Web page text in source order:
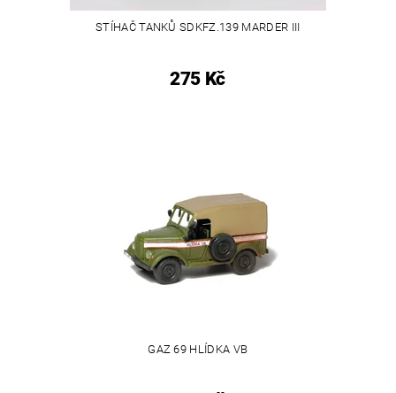
STÍHAČ TANKŮ SDKFZ.139 MARDER III
275 Kč
GAZ 69 HLÍDKA VB